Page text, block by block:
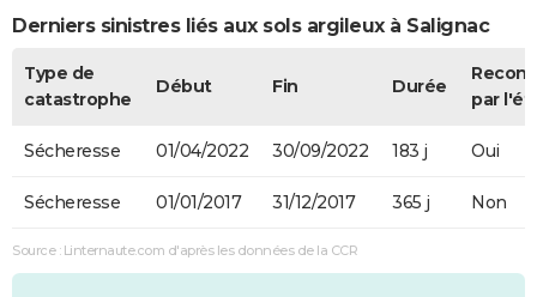
Derniers sinistres liés aux sols argileux à Salignac
Type de
catastrophe
Début Fin Durée
par
Sécheresse 01/04/2022 30/09/2022 183 j Oui
Sécheresse 01/01/2017 31/12/2017 365 j Non
Source : Linternaute.com d'après les données de la CCR